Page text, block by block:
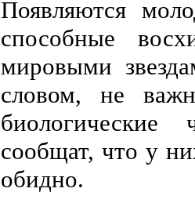
Появляются
способные
мировыми
словом, не
сообщат, что у
обидно.